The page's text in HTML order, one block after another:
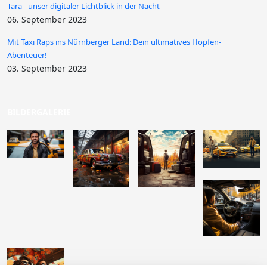
Tara - unser digitaler Lichtblick in der Nacht
06. September 2023
Mit Taxi Raps ins Nürnberger Land: Dein ultimatives Hopfen-
Abenteuer!
03. September 2023